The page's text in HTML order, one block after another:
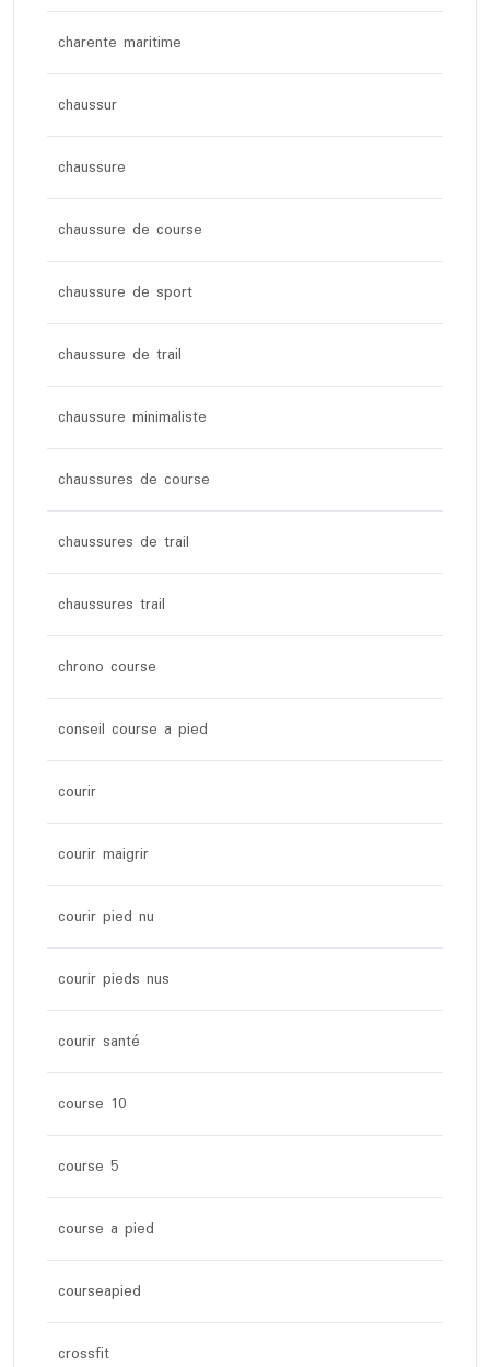
charente maritime
chaussur
chaussure
chaussure de course
chaussure de sport
chaussure de trail
chaussure minimaliste
chaussures de course
chaussures de trail
chaussures trail
chrono course
conseil course a pied
courir
courir maigrir
courir pied nu
courir pieds nus
courir santé
course 10
course 5
course a pied
courseapied
crossfit